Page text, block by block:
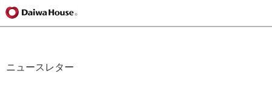
ニュースレター